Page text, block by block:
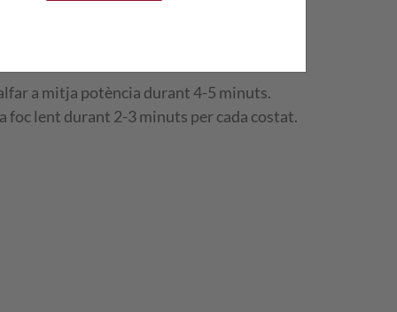
a mitja potència durant 4-5 minuts.
foc lent durant 2-3 minuts per cada costat.